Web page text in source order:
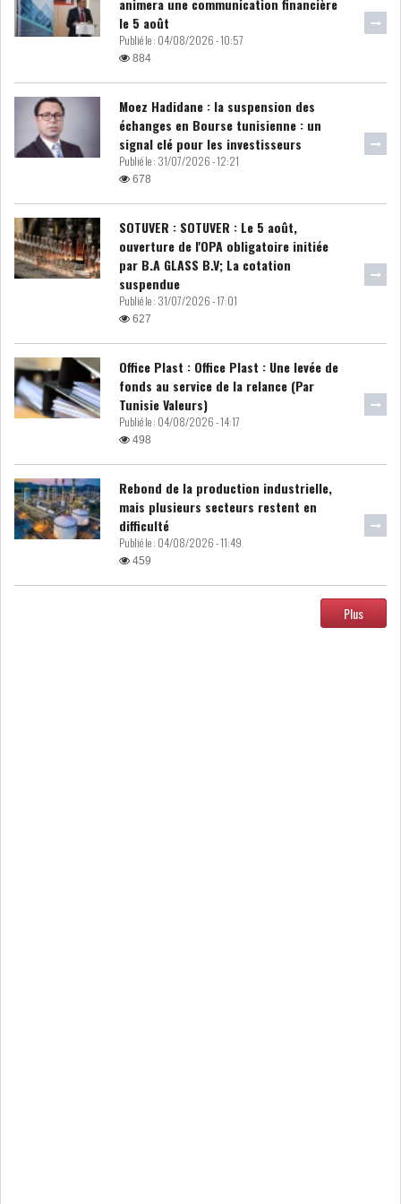
MICHKET SLAMA KHALDI
REMPLACE SIHEM BOUG...
RSS
MAGHREB
ALGÉRIE MAROC
LIBYE MAURITANIE
MAURITANIE : MATTEL LANCE
SA SOLUTION DE...
HAUSSE DES BÉNÉFI...
APRÈS LA SÉCHERESSE, LE
MAGHREB VA VERS...
animera une communication financière
le 5 août
Publié le : 04/08/2026 - 10:57
884
Moez Hadidane : la suspension des
échanges en Bourse tunisienne : un
signal clé pour les investisseurs
Publié le : 31/07/2026 - 12:21
678
SOTUVER : SOTUVER : Le 5 août,
ouverture de l'OPA obligatoire initiée
par B.A GLASS B.V; La cotation
suspendue
Publié le : 31/07/2026 - 17:01
627
Office Plast : Office Plast : Une levée de
fonds au service de la relance (Par
Tunisie Valeurs)
Publié le : 04/08/2026 - 14:17
498
Rebond de la production industrielle,
mais plusieurs secteurs restent en
difficulté
Publié le : 04/08/2026 - 11:49
459
Plus